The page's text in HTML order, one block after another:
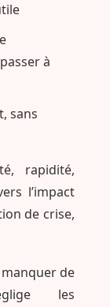
à
sans
rapidité,
l’impact
de crise,
de
les